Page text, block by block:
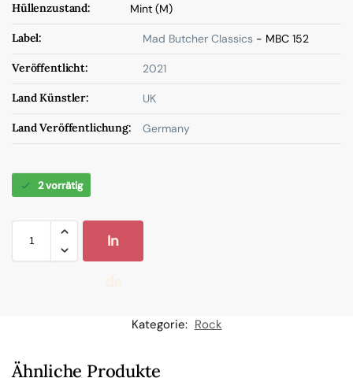
Hüllenzustand: Mint (M)
Label: Mad Butcher Classics - MBC 152
Veröffentlicht: 2021
Land Künstler: UK
Land Veröffentlichung: Germany
2 vorrätig
In
W
Kategorie: Rock
Ähnliche Produkte